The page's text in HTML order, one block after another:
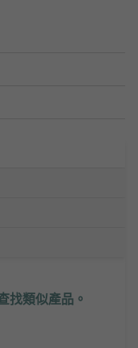
找類似產品。